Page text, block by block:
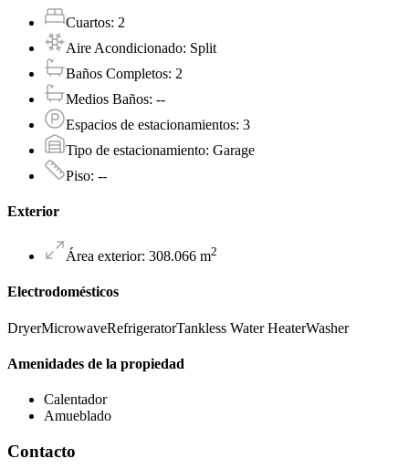
Cuartos: 2
Aire Acondicionado: Split
Baños Completos: 2
Medios Baños: --
Espacios de estacionamientos: 3
Tipo de estacionamiento: Garage
Piso: --
Exterior
Área exterior: 308.066 m2
Electrodomésticos
DryerMicrowaveRefrigeratorTankless Water HeaterWasher
Amenidades de la propiedad
Calentador
Amueblado
Contacto